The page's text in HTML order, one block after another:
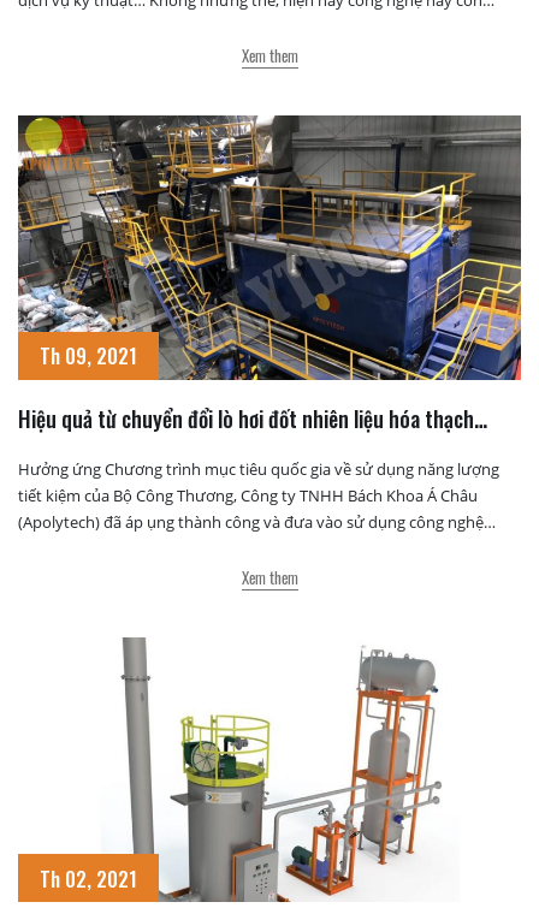
Xem them
Th 09, 2021
Hiệu quả từ chuyển đổi lò hơi đốt nhiên liệu hóa thạch
Hưởng ứng Chương trình mục tiêu quốc gia về sử dụng năng lượng
tiết kiệm của Bộ Công Thương, Công ty TNHH Bách Khoa Á Châu
(Apolytech) đã áp ụng thành công và đưa vào sử dụng công nghệ
Xem them
Th 02, 2021